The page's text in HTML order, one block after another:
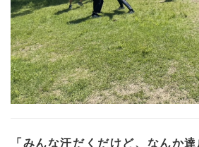
「みんな汗だくだけど、なんか達